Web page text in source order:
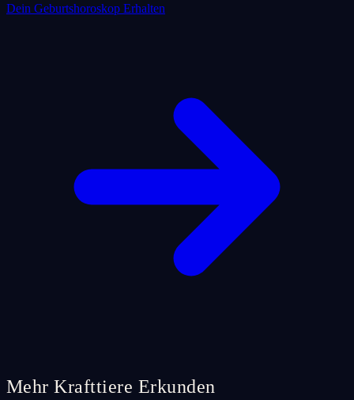
Dein Geburtshoroskop Erhalten
Mehr Krafttiere Erkunden